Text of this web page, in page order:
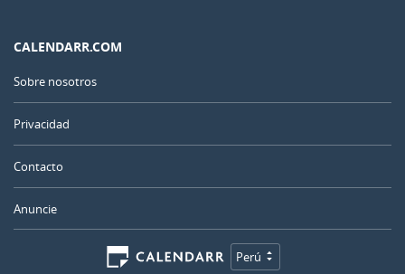
CALENDARR.COM
Sobre nosotros
Privacidad
Contacto
Anuncie
Perú